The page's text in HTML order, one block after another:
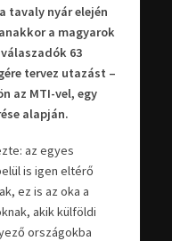
tavaly nyár elején
a magyarok
63
tervez utazást –
az MTI-vel, egy
alapján.
az egyes
is igen eltérő
ez is az oka a
akik külföldi
országokba